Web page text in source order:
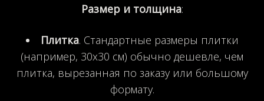
Размер и толщина:
Плитка. Стандартные размеры плитки
(например, 30x30 см) обычно дешевле, чем
плитка, вырезанная по заказу или большому
формату.